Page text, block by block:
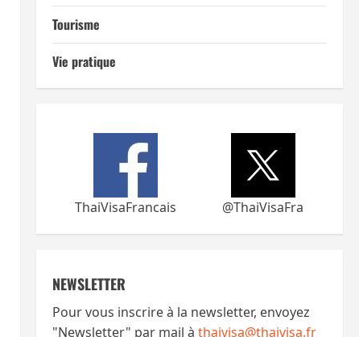
Tourisme
Vie pratique
ThaiVisaFrancais @ThaiVisaFra
NEWSLETTER
Pour vous inscrire à la newsletter, envoyez
"Newsletter" par mail à thaivisa@thaivisa.fr